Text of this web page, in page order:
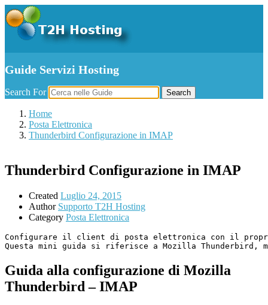
Guide Servizi Hosting
Search For Search
Home
Posta Elettronica
Thunderbird Configurazione in IMAP
Thunderbird Configurazione in IMAP
Created Luglio 24, 2015
Author Supporto T2H Hosting
Category Posta Elettronica
Configurare il client di posta elettronica con il
Questa mini guida si riferisce a Mozilla
Guida alla configurazione di Mozilla
Thunderbird – IMAP